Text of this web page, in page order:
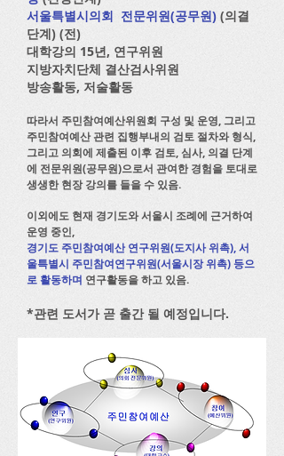
서울특별시의회 전문위원(공무원) (의결
단계) (전)
대학강의 15년, 연구위원
지방자치단체 결산검사위원
방송활동, 저술활동
따라서 주민참여예산위원회 구성 및 운영, 그리고
주민참여예산 관련 집행부내의 검토 절차와 형식,
그리고 의회에 제출된 이후 검토, 심사, 의결 단계
에 전문위원(공무원)으로서 관여한 경험을 토대로
생생한 현장 강의를 들을 수 있음.
이외에도 현재 경기도와 서울시 조례에 근거하여
운영 중인,
경기도 주민참여예산 연구위원(도지사 위촉), 서
울특별시 주민참여연구위원(서울시장 위촉) ​등으
로 활동하며 연구활동을 하고 있음.
​*관련 도서가 곧 출간 될 예정입니다.